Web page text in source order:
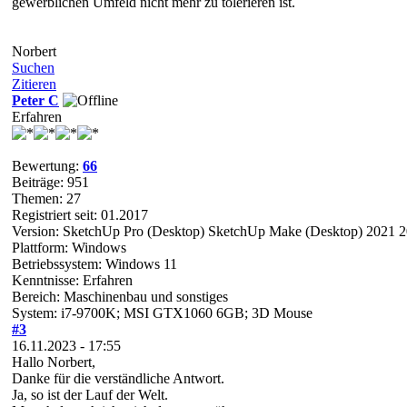
Norbert
Suchen
Zitieren
Peter C
Erfahren
Bewertung: 66
Beiträge: 951
Themen: 27
Registriert seit: 01.2017
Version: SketchUp Pro (Desktop) SketchUp Make (Desktop) 2021
Plattform: Windows
Betriebssystem: Windows 11
Kenntnisse: Erfahren
Bereich: Maschinenbau und sonstiges
System: i7-9700K; MSI GTX1060 6GB; 3D Mouse
#3
16.11.2023 - 17:55
Hallo Norbert,
Danke für die verständliche Antwort.
Ja, so ist der Lauf der Welt.